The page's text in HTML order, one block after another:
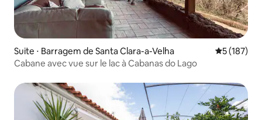
Suite ⋅ Barragem de Santa Clara-a-Velha Évaluation
5 (187)
Cabane avec vue sur le lac à Cabanas do Lago